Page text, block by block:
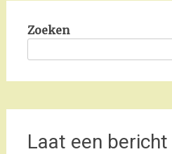
Zoeken
Laat een